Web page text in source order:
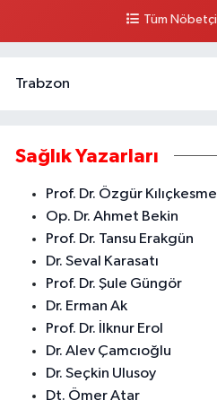
Yol Tarifi Al
Tüm
Trabzon
Sağlık Yazarları
Prof. Dr. Özgür
Op. Dr. Ahmet Bekin
Prof. Dr. Tansu Erakgün
Dr. Seval Karasatı
Prof. Dr. Şule Güngör
Dr. Erman Ak
Prof. Dr. İlknur Erol
Dr. Alev Çamcıoğlu
Dr. Seçkin Ulusoy
Dt. Ömer Atar